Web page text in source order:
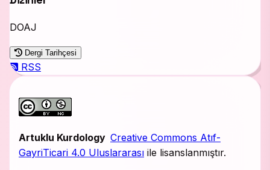
DOAJ
Dergi Tarihçesi
RSS
Artuklu Kurdology Creative Commons Atıf-
GayriTicari 4.0 Uluslararası ile lisanslanmıştır.